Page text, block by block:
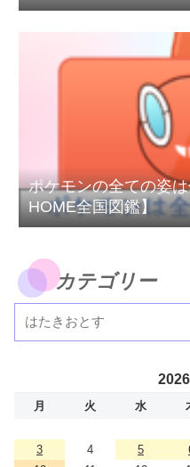
ポケモンの全ての姿
HOME全国図鑑】
カテゴリー
月 火 水
3
4 5